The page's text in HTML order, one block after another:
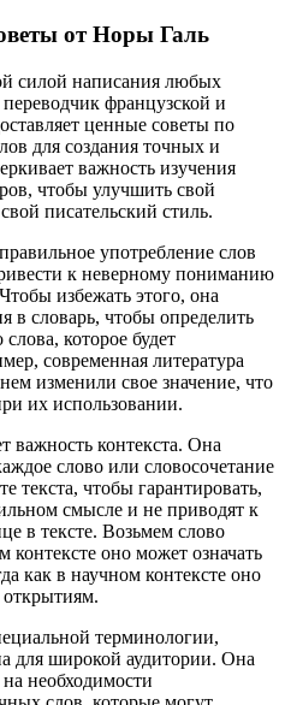
от Норы Галь
силой написания любых
французской и
ценные советы по
для создания точных и
важность изучения
чтобы улучшить свой
писательский стиль.
употребление слов
к неверному пониманию
избежать этого, она
в словарь, чтобы определить
которое будет
современная литература
изменили свое значение, что
их использовании.
важность контекста. Она
слово или словосочетание
текста, чтобы гарантировать,
смысле и не приводят к
в тексте. Возьмем слово
оно может означать
как в научном контексте оно
терминологии,
для широкой аудитории. Она
на необходимости